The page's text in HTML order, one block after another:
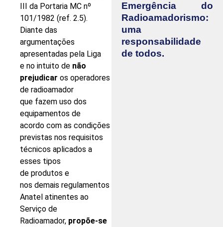
III da Portaria MC nº
101/1982 (ref. 2.5).
Diante das
argumentações
apresentadas pela Liga
e no intuito de não
prejudicar os operadores
de radioamador
que fazem uso dos
equipamentos de
acordo com as condições
previstas nos requisitos
técnicos aplicados a
esses tipos
de produtos e
nos demais regulamentos da
Anatel atinentes ao
Serviço de
Radioamador, propõe-se
Emergência do
Radioamadorismo:
uma
responsabilidade
de todos.